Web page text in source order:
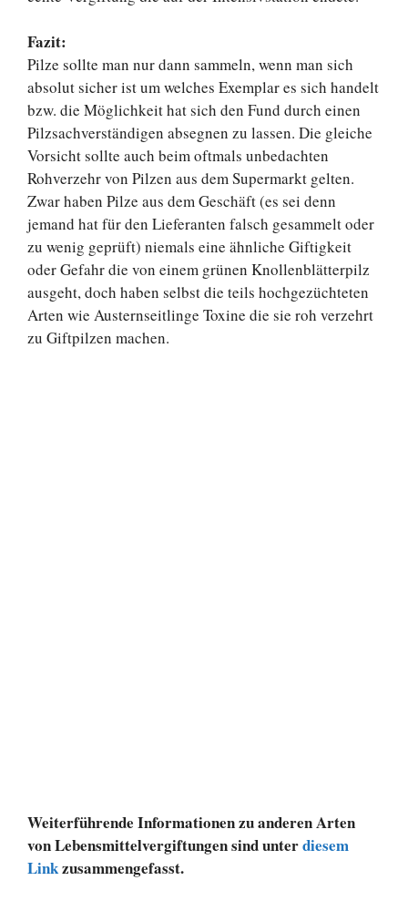
Fazit:
Pilze sollte man nur dann sammeln, wenn man sich
absolut sicher ist um welches Exemplar es sich handelt
bzw. die Möglichkeit hat sich den Fund durch einen
Pilzsachverständigen absegnen zu lassen. Die gleiche
Vorsicht sollte auch beim oftmals unbedachten
Rohverzehr von Pilzen aus dem Supermarkt gelten.
Zwar haben Pilze aus dem Geschäft (es sei denn
jemand hat für den Lieferanten falsch gesammelt oder
zu wenig geprüft) niemals eine ähnliche Giftigkeit
oder Gefahr die von einem grünen Knollenblätterpilz
ausgeht, doch haben selbst die teils hochgezüchteten
Arten wie Austernseitlinge Toxine die sie roh verzehrt
zu Giftpilzen machen.
Weiterführende Informationen zu anderen Arten
von Lebensmittelvergiftungen sind unterdiesem
Linkzusammengefasst.